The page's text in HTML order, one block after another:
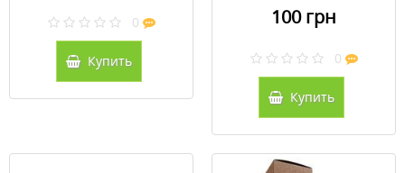
0
Купить
100 грн
0
Купить